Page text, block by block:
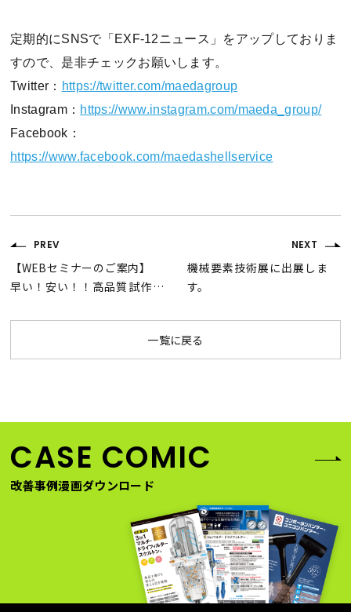
定期的にSNSで「EXF-12ニュース」をアップしておりま
すので、是非チェックお願いします。
Twitter： https://twitter.com/maedagroup
Instagram： https://www.instagram.com/maeda_group/
Facebook：
https://www.facebook.com/maedashellservice
PREV
【WEBセミナーのご案内】
早い！安い！！高品質試作
案（LIVE配信・オンデマン
NEXT
機械要素技術展に出展しま
す。
一覧に戻る
CASE COMIC
改善事例漫画ダウンロード